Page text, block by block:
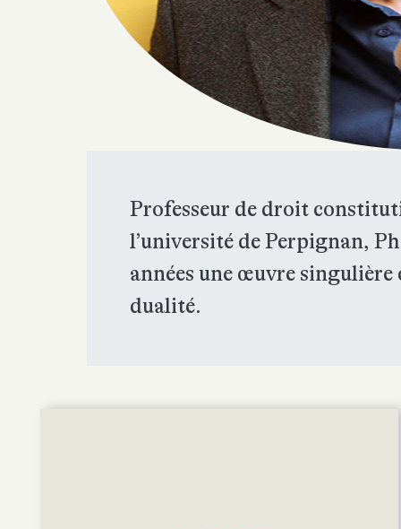
Professeur de droit
l’université de Perpignan,
années une œuvre
dualité.